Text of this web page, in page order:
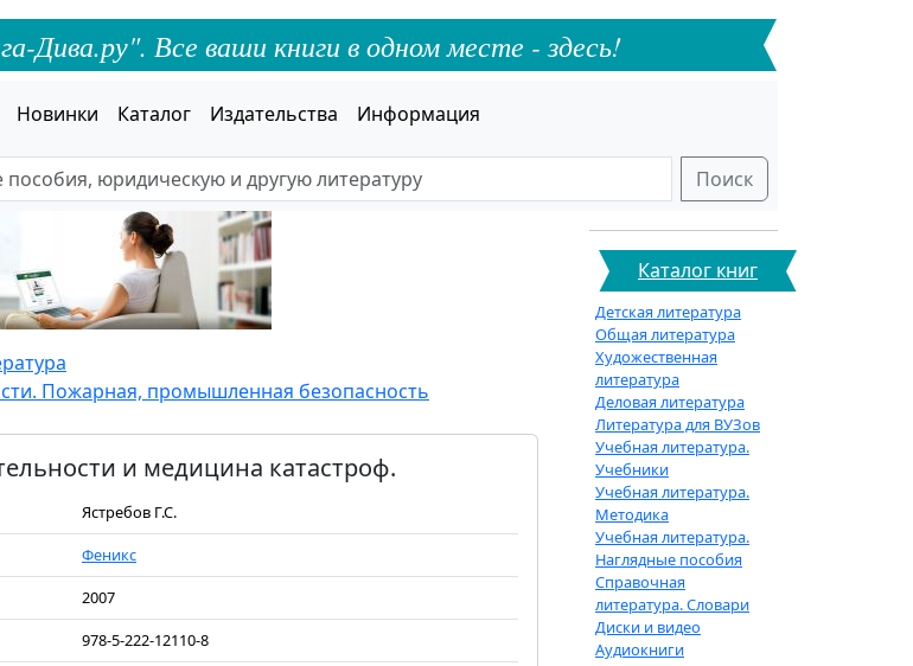
Все ваши книги в одном месте - здесь!
Новинки Каталог Издательства Информация
Поиск
Пожарная, промышленная безопасность
и медицина катастроф.
Ястребов Г.С.
Феникс
2007
978-5-222-12110-8
Каталог книг
Детская литература
Общая литература
Художественная
литература
Деловая литература
Литература для ВУЗов
Учебная литература.
Учебники
Учебная литература.
Методика
Учебная литература.
Наглядные пособия
Справочная
литература. Словари
Диски и видео
Аудиокниги